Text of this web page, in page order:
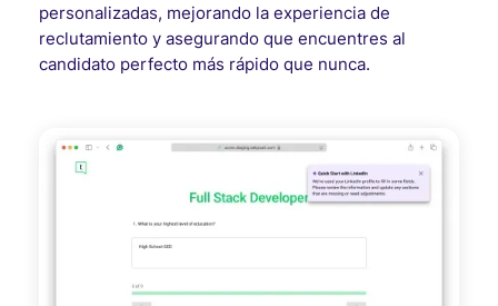
personalizadas, mejorando la experiencia de
reclutamiento y asegurando que encuentres al
candidato perfecto más rápido que nunca.